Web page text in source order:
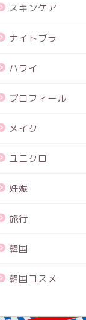
スキンケア
ナイトブラ
ハワイ
プロフィール
メイク
ユニクロ
妊娠
旅行
韓国
韓国コスメ